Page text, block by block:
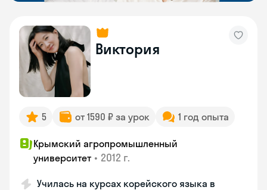
Виктория
5 от 1590 ₽ за урок 1 год опыта
Крымский агропромышленный
университет • 2012 г.
Училась на курсах корейского языка в